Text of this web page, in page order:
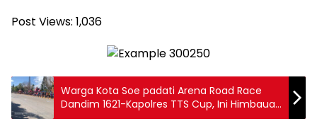
Post Views: 1,036
Warga Kota Soe padati Arena Road Race
Dandim 1621-Kapolres TTS Cup, Ini Himbauan
Agapito